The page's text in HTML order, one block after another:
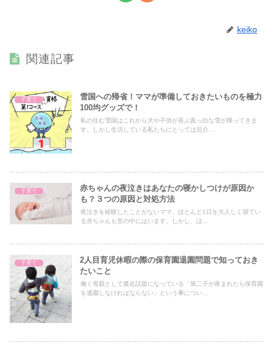
keiko
関連記事
子育て
雪国への帰省！ママが準備しておきたいものを極力
100均グッズで！
私の住む雪国はこれから犬や子供が喜ぶ真っ白な雪が降ってきま
す。しかし生活している私たちにとっては厄介...
子育て
赤ちゃんの夜泣きはあなたの寝かしつけが原因か
も？３つの原因と対処方法
夜泣きを経験したことがないママ、ほとんど1日を大人しく寝てい
る赤ちゃんも世の中にはいます。しかし、ほ...
子育て
2人目育児休暇の際の保育園退園問題で知っておき
たいこと
働く母親として最近話題になっている「第二子が産まれたら保育園
を退園しなければならない」という事につい...